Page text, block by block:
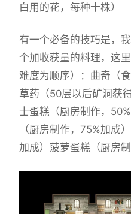
白用的花，每种十株）
有一个必备的技巧是，
个加收获量的料理，这
难度为顺序）：曲奇（
草药（50层以后矿洞获
士蛋糕（厨房制作，
（厨房制作，75%加成
加成）菠萝蛋糕（厨房